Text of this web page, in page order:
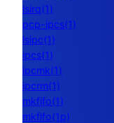
lsirq(1)
pcp-ipcs(1)
lsipc(1)
ipcs(1)
ipcmk(1)
ipcrm(1)
mkfifo(1)
mkfifo(1p)